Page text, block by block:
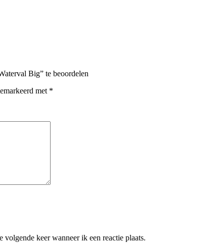
Big” te beoordelen
met *
keer wanneer ik een reactie plaats.